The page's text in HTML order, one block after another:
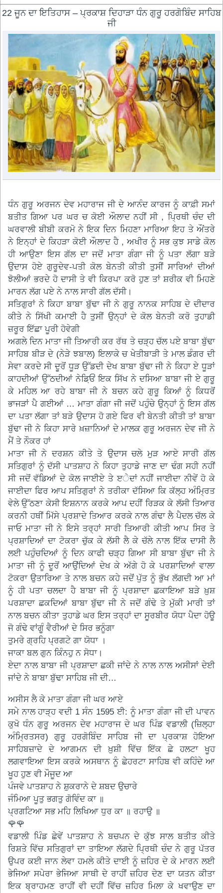
22 ਜੂਨ ਦਾ ਇਤਿਹਾਸ – ਪ੍ਰਕਾਸ਼ ਦਿਹਾੜਾ ਧੰਨ ਗੁਰੂ ਹਰਗੋਬਿੰਦ ਸਾਹਿਬ
ਜੀ
ਧੰਨ ਗੁਰੂ ਅਰਜਨ ਦੇਵ ਮਹਾਰਾਜ ਜੀ ਦੇ ਆਨੰਦ ਕਾਰਜ ਨੂੰ ਕਾਫ਼ੀ ਸਮਾਂ
ਬਤੀਤ ਗਿਆ ਪਰ ਘਰ ਚ ਕੋਈ ਔਲਾਦ ਨਹੀਂ ਸੀ , ਪ੍ਰਿਥੀ ਚੰਦ ਦੀ
ਘਰਵਾਲੀ ਬੀਬੀ ਕਰਮੋ ਨੇ ਇਕ ਦਿਨ ਮਿਹਣਾ ਮਾਰਿਆ ਇਹ ਤੇ ਔਂਤਰੇ
ਨੇ ਇਨ੍ਹਾਂ ਦੇ ਕਿਹੜਾ ਕੋਈ ਔਲਾਦ ਹੈ , ਅਖੀਰ ਨੂੰ ਸਭ ਕੁਝ ਸਾਡੇ ਕੋਲ
ਹੀ ਆਉਣਾ ਇਸ ਗੱਲ ਦਾ ਜਦੋਂ ਮਾਤਾ ਗੰਗਾ ਜੀ ਨੂੰ ਪਤਾ ਲੱਗਾ ਬੜੇ
ਉਦਾਸ ਹੋਏ ਗੁਰੂਦੇਵ-ਪਤੀ ਕੋਲ ਬੇਨਤੀ ਕੀਤੀ ਤੁਸੀਂ ਸਾਰਿਆਂ ਦੀਆਂ
ਝੋਲੀਆਂ ਭਰਦੇ ਹੋ ਦਾਸੀ ਤੇ ਵੀ ਕਿਰਪਾ ਕਰੋ ਹੁਣ ਤਾਂ ਸ਼ਰੀਕ ਵੀ ਮਿਹਣੇ
ਮਾਰਨ ਲੱਗ ਪਏ ਨੇ ਨਾਲ ਸਾਰੀ ਗੱਲ ਦੱਸੀ।
ਸਤਿਗੁਰਾਂ ਨੇ ਕਿਹਾ ਬਾਬਾ ਬੁੱਢਾ ਜੀ ਨੇ ਗੁਰੂ ਨਾਨਕ ਸਾਹਿਬ ਦੇ ਦੀਦਾਰ
ਕੀਤੇ ਨੇ ਸਿੱਖੀ ਕਮਾਈ ਹੈ ਤੁਸੀਂ ਉਨ੍ਹਾਂ ਦੇ ਕੋਲ ਬੇਨਤੀ ਕਰੋ ਤੁਹਾਡੀ
ਜ਼ਰੂਰ ਇੱਛਾ ਪੂਰੀ ਹੋਵੇਗੀ
ਅਗਲੇ ਦਿਨ ਮਾਤਾ ਜੀ ਤਿਆਰੀ ਕਰ ਰੱਥ ਤੇ ਚੜ੍ਹ ਚੱਲ ਪਏ ਬਾਬਾ ਬੁੱਢਾ
ਸਾਹਿਬ ਬੀੜ ਦੇ (ਨੇੜੇ ਝਬਾਲ) ਇਲਾਕੇ ਚ ਖੇਤੀਬਾੜੀ ਤੇ ਮਾਲ ਡੰਗਰ ਦੀ
ਸੇਵਾ ਕਰਦੇ ਸੀ ਦੂਰੋਂ ਧੂੜ ਉੱਡਦੀ ਦੇਖ ਬਾਬਾ ਬੁੱਢਾ ਜੀ ਨੇ ਕਿਹਾ ਏ ਧੂੜਾਂ
ਕਾਹਦੀਆਂ ਉੱਠਦੀਆਂ ਨੇਡ਼ਿਓਂ ਇਕ ਸਿੱਖ ਨੇ ਦਸਿਆ ਬਾਬਾ ਜੀ ਏ ਗੁਰੂ
ਕੇ ਮਹਿਲ ਆ ਰਹੇ ਬਾਬਾ ਜੀ ਨੇ ਬਚਨ ਕਹੇ ਗੁਰੂ ਕਿਆਂ ਨੂੰ ਕਿਧਰੋਂ
ਭਾਜੜਾਂ ਪੈ ਗਈਆਂ … ਮਾਤਾ ਗੰਗਾ ਜੀ ਜਦੋਂ ਪਹੁੰਚੇ ਉਨ੍ਹਾਂ ਨੂੰ ਇਸ ਗੱਲ
ਦਾ ਪਤਾ ਲੱਗਾ ਤਾਂ ਬੜੇ ਉਦਾਸ ਹੋ ਗਏ ਫਿਰ ਵੀ ਬੇਨਤੀ ਕੀਤੀ ਤਾਂ ਬਾਬਾ
ਬੁੱਢਾ ਜੀ ਨੇ ਕਿਹਾ ਸਾਰੇ ਖ਼ਜ਼ਾਨਿਆਂ ਦੇ ਮਾਲਕ ਗੁਰੂ ਅਰਜਨ ਦੇਵ ਜੀ ਨੇ
ਮੈਂ ਤੇ ਨੌਕਰ ਹਾਂ
ਮਾਤਾ ਜੀ ਨੇ ਦਰਸ਼ਨ ਕੀਤੇ ਤੇ ਉਦਾਸ ਚਲੇ ਮੁੜ ਆਏ ਸਾਰੀ ਗੱਲ
ਸਤਿਗੁਰਾਂ ਨੂੰ ਦੱਸੀ ਪਾਤਸ਼ਾਹ ਨੇ ਕਿਹਾ ਤੁਹਾਡੇ ਜਾਣ ਦਾ ਢੰਗ ਸਹੀ ਨਹੀਂ
ਸੀ ਜਦੋਂ ਵੱਡਿਆਂ ਦੇ ਕੋਲ ਜਾਈਏ ਤੇ ੲੇਦਾਂ ਨਹੀਂ ਜਾਈਦਾ ਨੀਵੇਂ ਹੋ ਕੇ
ਜਾਈਦਾ ਫਿਰ ਆਪ ਸਤਿਗੁਰਾਂ ਨੇ ਤਰੀਕਾ ਦੱਸਿਆ ਕਿ ਕੱਲ੍ਹ ਅੰਮ੍ਰਿਤ
ਵੇਲੇ ਉੱਠਣਾ ਕੇਸੀ ਇਸ਼ਨਾਨ ਕਰਕੇ ਆਪ ਦਹੀਂ ਰਿੜਕ ਕੇ ਲੱਸੀ ਤਿਆਰ
ਕਰਨੀ ਹਥੀਂ ਮਿੱਸੇ ਪ੍ਰਸ਼ਾਦੇ ਤਿਆਰ ਕਰਕੇ ਨਾਲ ਗੰਢਾ ਲੈ ਪੈਦਲ ਚੱਲ ਕੇ
ਜਾਓ ਮਾਤਾ ਜੀ ਨੇ ਇਸੇ ਤਰ੍ਹਾਂ ਸਾਰੀ ਤਿਆਰੀ ਕੀਤੀ ਆਪ ਸਿਰ ਤੇ
ਪ੍ਰਸ਼ਾਦਿਆਂ ਦਾ ਟੋਕਰਾ ਚੁੱਕ ਕੇ ਲੱਸੀ ਲੈ ਕੇ ਚੱਲੇ ਨਾਲ ਇੱਕ ਦਾਸੀ ਲੈ
ਲਈ ਪਹੁੰਚਦਿਆਂ ਨੂੰ ਦਿਨ ਕਾਫੀ ਚੜ੍ਹ ਗਿਆ ਸੀ ਬਾਬਾ ਬੁੱਢਾ ਜੀ ਨੇ
ਮਾਤਾ ਜੀ ਨੂੰ ਦੂਰੋਂ ਆਉਂਦਿਆਂ ਦੇਖ ਕੇ ਅੱਗੇ ਹੋ ਕੇ ਪਰਸ਼ਾਦਿਆਂ ਵਾਲਾ
ਟੋਕਰਾ ਉਤਾਰਿਆ ਤੇ ਨਾਲ ਬਚਨ ਕਹੇ ਜਦੋਂ ਪੁੱਤ ਨੂੰ ਭੁੱਖ ਲੱਗਦੀ ਆ ਮਾਂ
ਨੂੰ ਹੀ ਪਤਾ ਚਲਦਾ ਹੈ ਬਾਬਾ ਜੀ ਨੂੰ ਪ੍ਰਸ਼ਾਦਾ ਛਕਾਇਆ ਬੜੇ ਖ਼ੁਸ਼
ਪਰਸ਼ਾਦਾ ਛਕਦਿਆਂ ਬਾਬਾ ਬੁੱਢਾ ਜੀ ਨੇ ਜਦੋਂ ਗੰਢੇ ਤੇ ਮੁੱਕੀ ਮਾਰੀ ਤਾਂ
ਨਾਲ ਬਚਨ ਕੀਤਾ ਤੁਹਾਡੇ ਘਰ ਇਸ ਤਰ੍ਹਾਂ ਦਾ ਸੂਰਬੀਰ ਯੋਧਾ ਪੈਦਾ ਹੋਊ
ਜੋ ਗੰਢੇ ਵਾਂਗੂੰ ਵੈਰੀਆਂ ਦੇ ਸਿਰ ਭਨੂੰਗਾ
ਤੁਮਰੇ ਗ੍ਰਹਿ ਪ੍ਰਗਟੇ ਗਾ ਯੋਧਾ ।
ਜਾਕਾ ਬਲ ਗੁਨ ਕਿੰਨਹੁ ਨ ਸੋਧਾ।
ਏਦਾ ਨਾਲ ਬਾਬਾ ਜੀ ਪ੍ਰਸ਼ਾਦਾ ਛਕੀ ਜਾਂਦੇ ਨੇ ਨਾਲ ਨਾਲ ਅਸੀਸਾਂ ਦੇਈ
ਜਾਂਦੇ ਨੇ ਬਾਬਾ ਬੁੱਢਾ ਸਾਹਿਬ ਜੀ ਦੀ…
ਅਸੀਸ ਲੈ ਕੇ ਮਾਤਾ ਗੰਗਾ ਜੀ ਘਰ ਆਏ
ਸਮੇ ਨਾਲ ਹਾੜ੍ਹ ਵਦੀ 1 ਸੰਨ 1595 ਈ: ਨੂੰ ਮਾਤਾ ਗੰਗਾ ਜੀ ਦੀ ਪਾਵਨ
ਕੁਖੋ ਧੰਨ ਗੁਰੂ ਅਰਜਨ ਦੇਵ ਮਹਾਰਾਜ ਦੇ ਘਰ ਪਿੰਡ ਵਡਾਲੀ (ਜ਼ਿਲ੍ਹਾ
ਅੰਮ੍ਰਿਤਸਰ) ਗੁਰੂ ਹਰਗੋਬਿੰਦ ਸਾਹਿਬ ਜੀ ਦਾ ਪ੍ਰਕਾਸ਼ ਹੋਇਆ
ਸਾਹਿਬਜ਼ਾਦੇ ਦੇ ਆਗਮਨ ਦੀ ਖ਼ੁਸ਼ੀ ਵਿੱਚ ਇੱਕ ਛੇ ਹਲਟਾ ਖੂਹ
ਲਗਵਾਇਆ ਇਸ ਕਰਕੇ ਅਸਥਾਨ ਨੂੰ ਛੇਹਰਟਾ ਸਾਹਿਬ ਵੀ ਕਹਿੰਦੇ ਆ
ਖੂਹ ਹੁਣ ਵੀ ਮੌਜੂਦ ਆ
ਪੰਜਵੇ ਪਾਤਸ਼ਾਹ ਨੇ ਸ਼ੁਕਰਾਨੇ ਦੇ ਸ਼ਬਦ ਉਚਾਰੇ
ਜੰਮਿਆ ਪੂਤੁ ਭਗਤੁ ਗੋਵਿੰਦ ਕਾ ॥
ਪ੍ਰਗਟਿਆ ਸਭ ਮਹਿ ਲਿਖਿਆ ਧੁਰ ਕਾ ॥ ਰਹਾਉ ॥
🌹🌹
ਵਡਾਲੀ ਪਿੰਡ ਛੇਵੇਂ ਪਾਤਸ਼ਾਹ ਨੇ ਬਚਪਨ ਦੇ ਕੁੱਝ ਸਾਲ ਬਤੀਤ ਕੀਤੇ
ਰਿਸ਼ਤੇ ਵਿੱਚ ਸਤਿਗੁਰਾਂ ਦਾ ਤਾਇਆ ਲੱਗਦੇ ਪ੍ਰਿਥੀ ਚੰਦ ਨੇ ਗੁਰੂ ਪੱਤਰ
ਉਪਰ ਕਈ ਜਾਨ ਲੇਵਾ ਹਮਲੇ ਕੀਤੇ ਦਾਈ ਨੂੰ ਜ਼ਹਿਰ ਦੇ ਕੇ ਮਾਰਨ ਲਈ
ਭੇਜਿਆ ਸਪੇਰਾ ਭੇਜਿਆ ਸਾਥੀ ਦੇ ਰਾਹੀਂ ਜ਼ਹਿਰ ਦੇਣ ਦਾ ਯਤਨ ਕੀਤਾ
ਇਕ ਬ੍ਰਾਹਮਣ ਰਾਹੀਂ ਵੀ ਦਹੀਂ ਵਿੱਚ ਜ਼ਹਿਰ ਮਿਲਾ ਕੇ ਖਵਾਉਣ ਦਾ